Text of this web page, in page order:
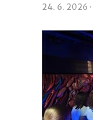
24. 6. 2026 ·